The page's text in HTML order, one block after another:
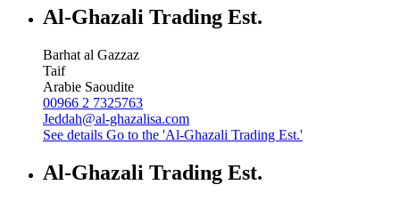
Al-Ghazali Trading Est.
Barhat al Gazzaz
Taif
Arabie Saoudite
00966 2 7325763
Jeddah@al-ghazalisa.com
See details Go to the 'Al-Ghazali Trading Est.'
Al-Ghazali Trading Est.